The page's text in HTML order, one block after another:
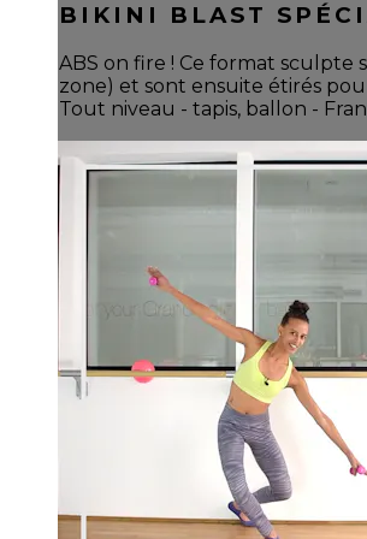
BIKINI BLAST
ABS on fire ! Ce format
zone) et sont ensuite étirés
Tout niveau - tapis, ballon -